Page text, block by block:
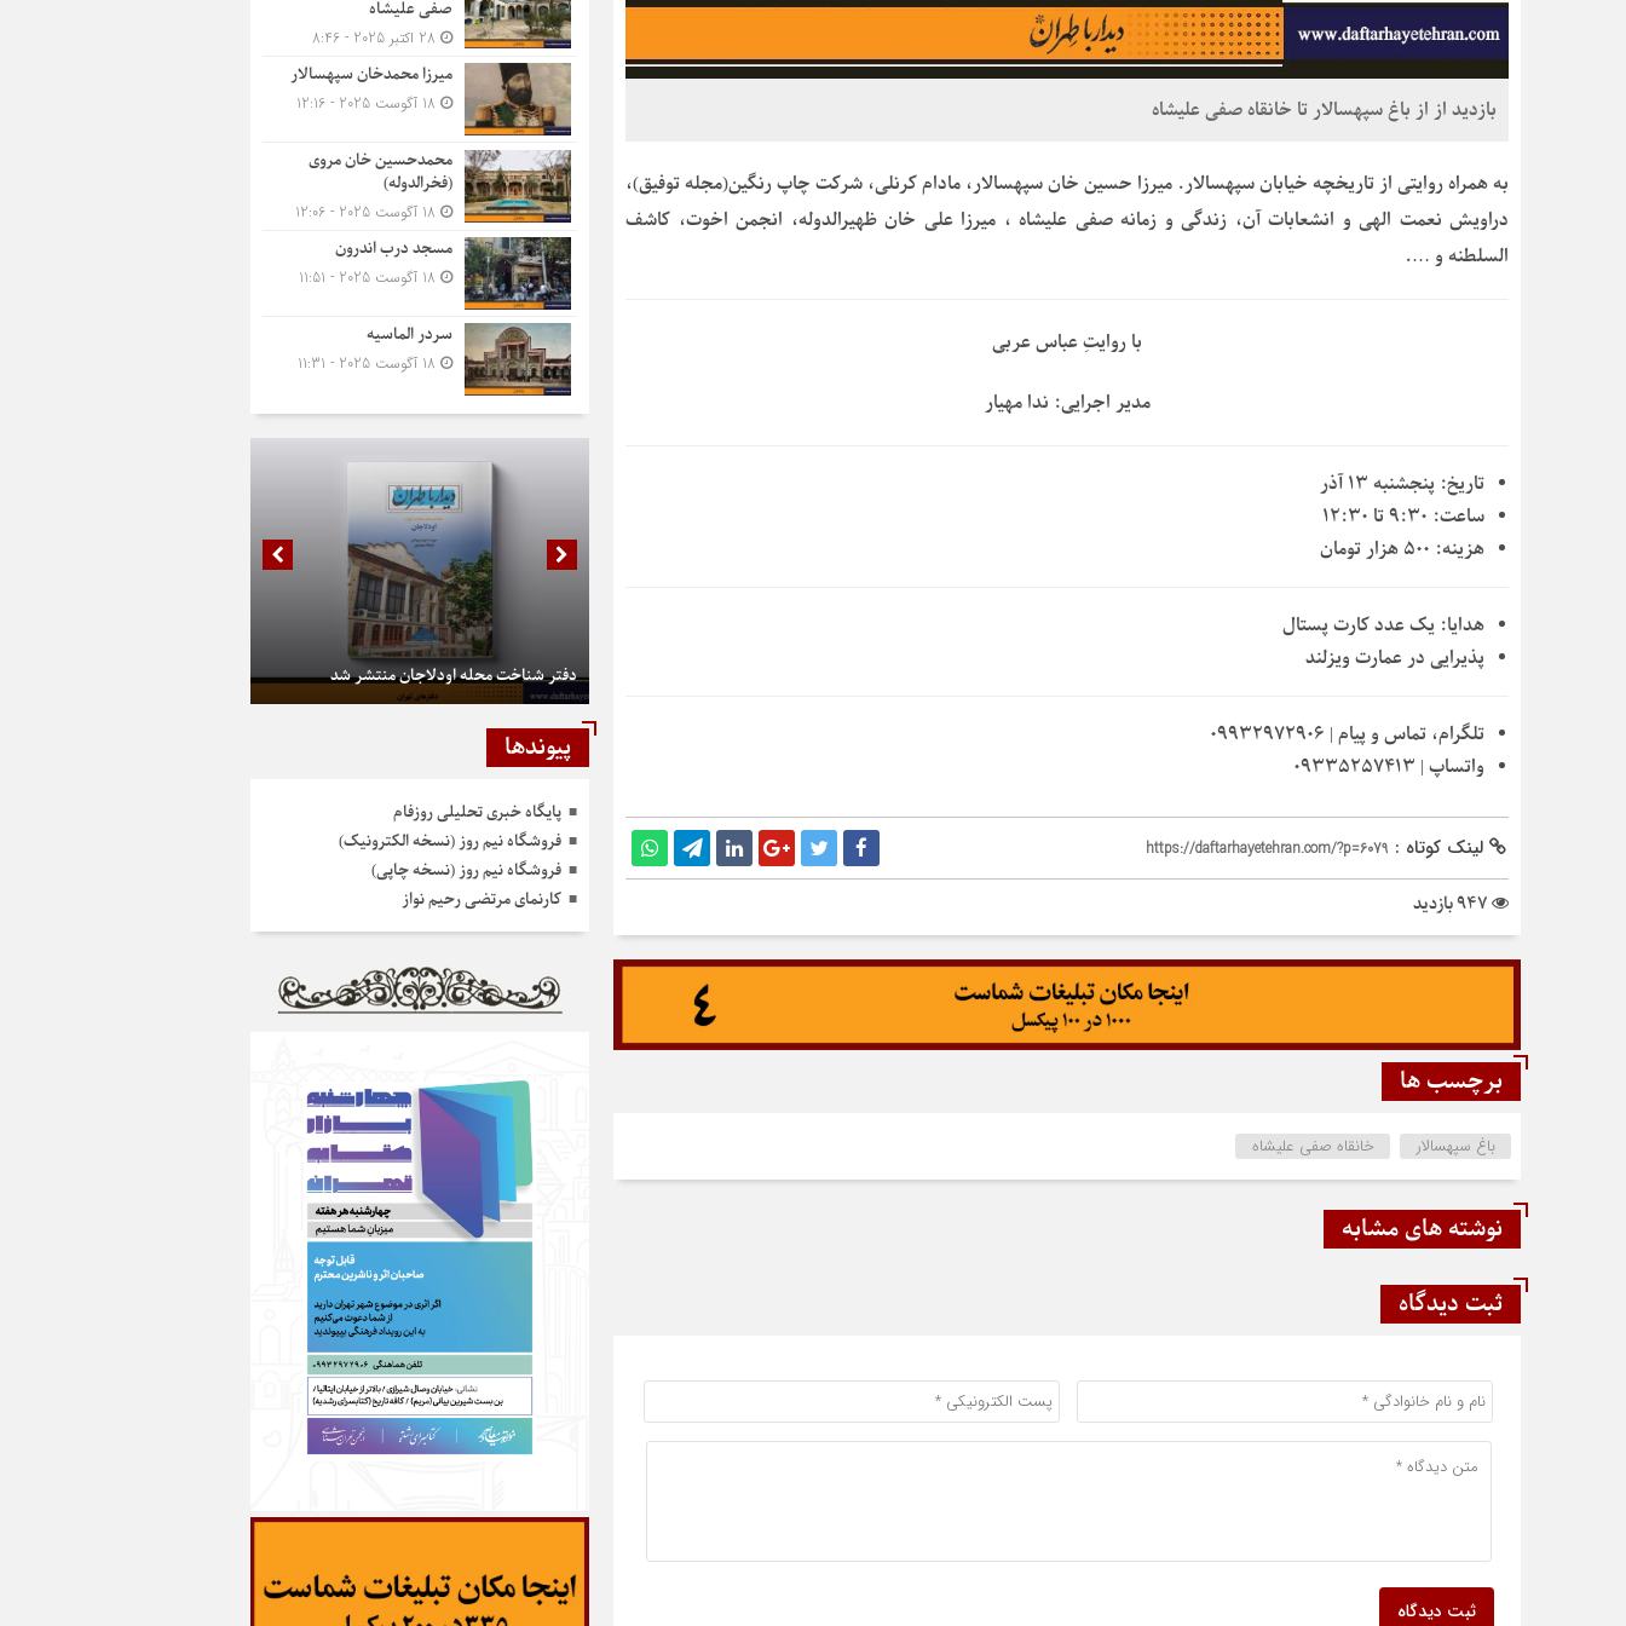
بازدید از از باغ سپهسالار تا خانقاه صفی علیشاه
به همراه روایتی از تاریخچه خیابان سپهسالار. میرزا حسین خان سپهسالار، مادام کرنلی، شرکت چاپ رنگین(مجله توفیق)،
دراویش نعمت الهی و انشعابات آن، زندگی و زمانه صفی علیشاه ، میرزا علی خان ظهیرالدوله، انجمن اخوت، کاشف
السلطنه و ….
با روایتِ عباس عربی
مدیر اجرایی: ندا مهیار
تاریخ: پنجشنبه ۱۳ آذر
ساعت:
هزینه:
هدایا: یک عدد کارت پستال
پذیرایی در عمارت ویزلند
تلگرام، تماس و پیام | ۰۹۹۳۲۹۷۲۹۰۶
واتساپ | ۰۹۳۳۵۲۵۷۴۱۳
لینک کوتاه : https://daftarhayetehran.com/?p=6079
برچسب ها
باغ سپهسالار خانقاه صفی علیشاه
نوشته های مشابه
ثبت دیدگاه
ثبت دیدگاه
صفی علیشاه
میرزا محمدخان سپهسالار
محمدحسین خان مروی
(فخرالدوله)
مسجد درب اندرون
سردر الماسیه
دفتر شناخت محله اودلاجان منتشر شد
پیوندها
پایگاه خبری تحلیلی روزفام
فروشگاه نیم روز (نسخه الکترونیک)
فروشگاه نیم روز (نسخه چاپی)
کارنمای مرتضی رحیم نواز